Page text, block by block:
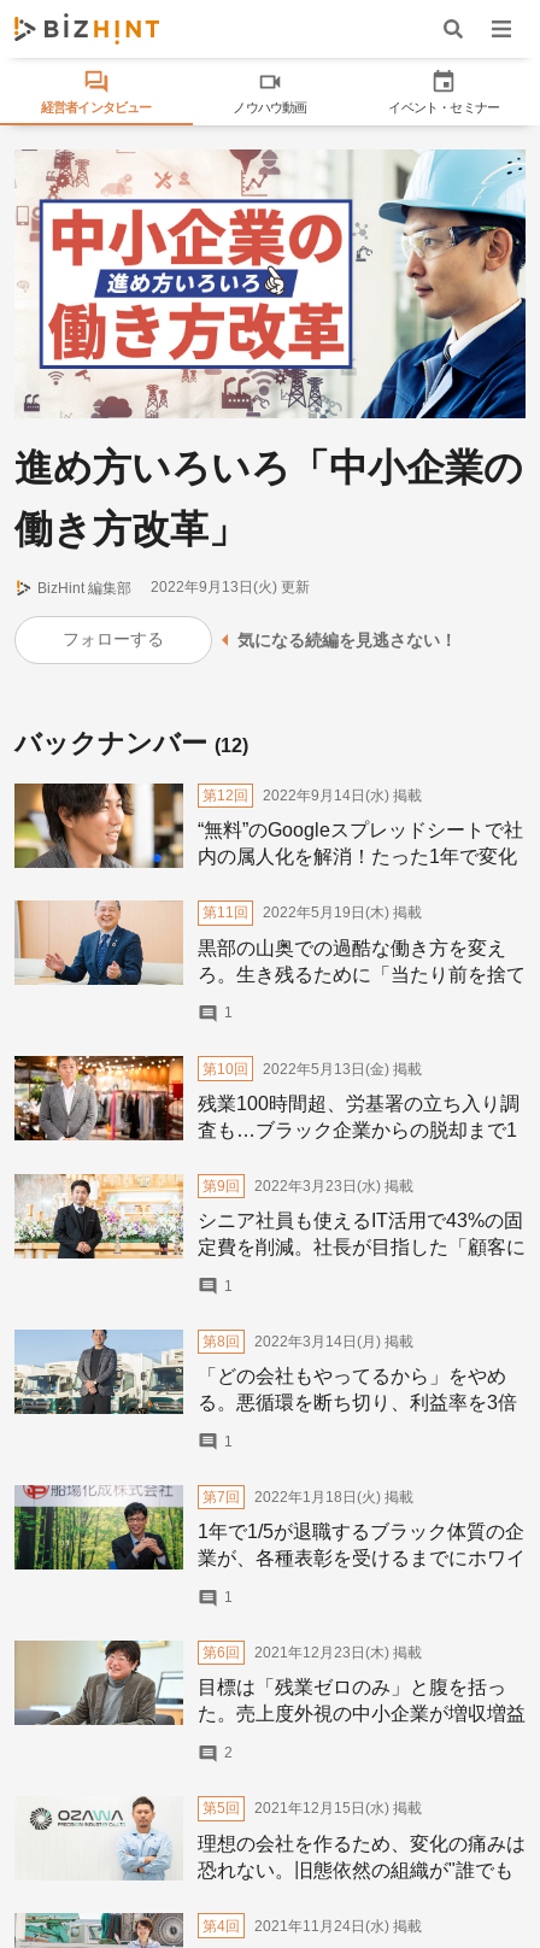
ワード検索
ナビ
経営者インタビュー ノウハウ動画 イベント・セミナー
進め方いろいろ「中小企業の
働き方改革」
バックナンバー (12)
“無料”のGoogleスプレッドシートで社
内の属人化を解消！たった1年で変化
プロジェクトを大公開
第12回 2022年9月14日(水)掲載
黒部の山奥での過酷な働き方を変え
ろ。生き残るために「当たり前を捨て
た」建設会社の挑戦
1
第11回 2022年5月19日(木)掲載
残業100時間超、労基署の立ち入り調
査も…ブラック企業からの脱却まで1
第10回 2022年5月13日(金)掲載
シニア社員も使えるIT活用で43%の固
定費を削減。社長が目指した「顧客に
寄り添う」お葬式の作り方。
1
第9回 2022年3月23日(水)掲載
「どの会社もやってるから」をやめ
る。悪循環を断ち切り、利益率を3倍
に改善した社長が目指す「正しくカッ
コいい運送業」の在り方
1
第8回 2022年3月14日(月)掲載
1年で1/5が退職するブラック体質の企
業が、各種表彰を受けるまでにホワイ
1
第7回 2022年1月18日(火)掲載
目標は「残業ゼロのみ」と腹を括っ
た。売上度外視の中小企業が増収増益
2
第6回 2021年12月23日(木)掲載
理想の会社を作るため、変化の痛みは
恐れない。旧態依然の組織が"誰でも
第5回 2021年12月15日(水)掲載
第4回 2021年11月24日(水)掲載
気になる続編を見逃さない！
フォローする
BizHint 編集部 2022年9月13日(火)更新